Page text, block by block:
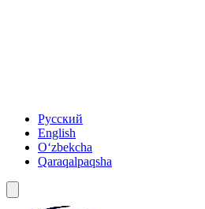
Русский
English
Oʻzbekcha
Qaraqalpaqsha